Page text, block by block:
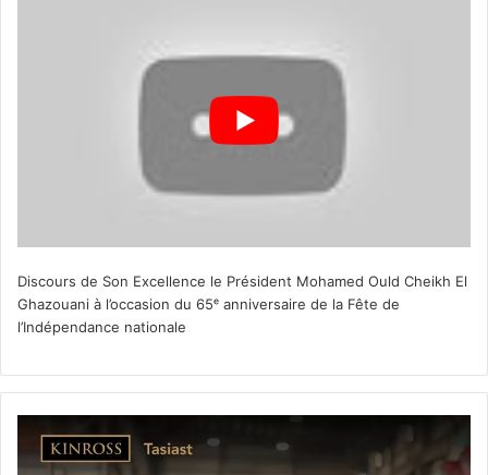
Discours de Son Excellence le Président Mohamed Ould Cheikh El
Ghazouani à l’occasion du 65ᵉ anniversaire de la Fête de
l’Indépendance nationale